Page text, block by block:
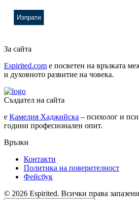
За сайта
Espirited.com e посветен на връзката
и духовното развитие на човека.
Създател на сайта
е Камелия Хаджийска – психолог и
години професионален опит.
Връзки
Контакти
Политика на поверителност
Фейсбук
© 2026 Espirited. Всички права запазени